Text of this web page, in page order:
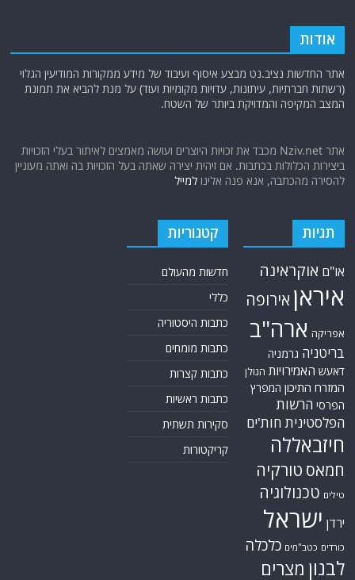
אודות
אתר החדשות נציב.נט מבצע איסוף ועיבוד של מידע ממקורות המודיעין הגלוי
(רשתות חברתיות, עיתונות, עדויות מקומיות ועוד) על מנת להביא את תמונת
המצב המקיפה והמדויקת ביותר של השטח.
אתר Nziv.net מכבד את זכויות היוצרים ועושה מאמצים לאיתור בעלי הזכויות
ביצירות הכלולות בכתבות. אם זיהית יצירה שאתה בעל הזכויות בה ואתה מעוניין
להסירה מהכתבה, אנא פנה אלינולמייל
תגיות
או"ם אוקראינה
איראן אירופה
אפריקה ארה"ב
בריטניה גרמניה
דאעש האמירויות הגולן
המזרח התיכון המפרץ
הפרסי הרשות
הפלסטינית חות'ים
חיזבאללה
חמאס טורקיה
טילים טכנולוגיה
ירדן ישראל
כורדים כטב"מים כלכלה
לבנון מצרים
קטגוריות
חדשות מהעולם
כללי
כתבות היסטוריה
כתבות מומחים
כתבות קצרות
כתבות ראשיות
סקירות תשתית
קריקטורות